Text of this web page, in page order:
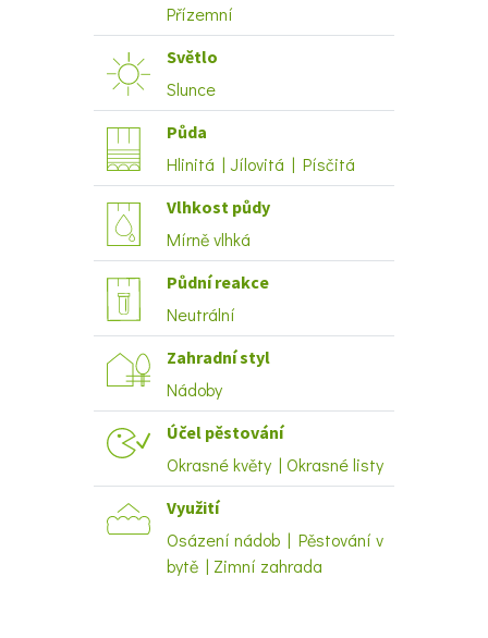
Naše krásná zahrada
Přízemní
Světlo
Slunce
Půda
Hlinitá | Jílovitá | Písčitá
Vlhkost půdy
Mírně vlhká
Půdní reakce
Neutrální
Zahradní styl
Nádoby
Účel pěstování
Okrasné květy | Okrasné listy
Využití
Osázení nádob | Pěstování v
bytě | Zimní zahrada